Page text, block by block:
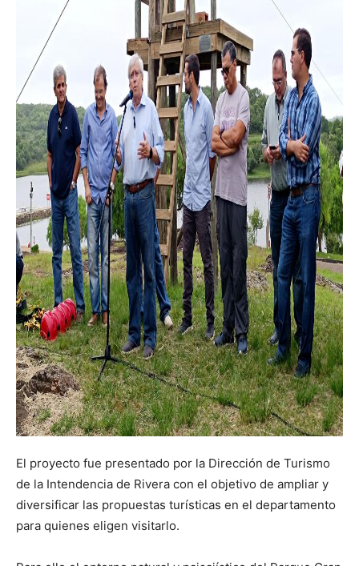
El proyecto fue presentado por la Dirección de Turismo
de la Intendencia de Rivera con el objetivo de ampliar y
diversificar las propuestas turísticas en el departamento
para quienes eligen visitarlo.